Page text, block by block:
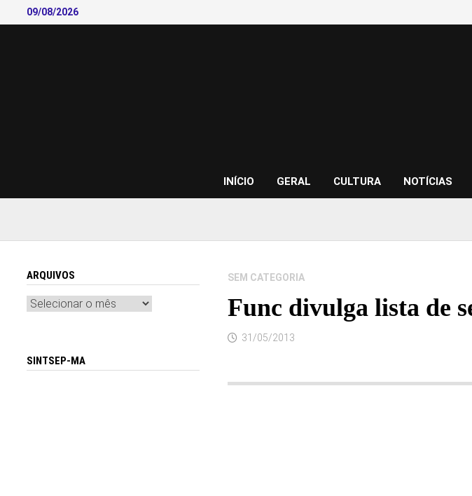
to
09/08/2026
INÍCIO GERAL CULTURA NOTÍCIAS
SEM CATEGORIA
Func divulga lista de
31/05/2013
ARQUIVOS
Arquivos
SINTSEP-MA